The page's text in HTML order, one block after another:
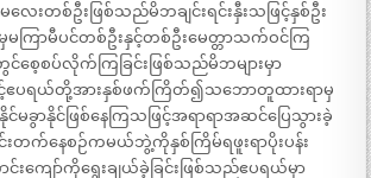
လေးတစ်ဦးဖြစ်သည်မိဘချင်းရင်းနှီးသဖြင့်နှစ်ဦး
မကြာမီပင်တစ်ဦးနှင့်တစ်ဦးမေတ္တာသက်ဝင်ကြ
စေ့စပ်လိုက်ကြခြင်းဖြစ်သည်မိဘများမှာ
င့်ဧပရယ်တို့အားနှစ်ဖက်ကြိတ်၍သဘောတူထားရာမှ
မခွာနိုင်ဖြစ်နေကြသဖြင့်အရာရာအဆင်ပြေသွားခဲ့
တက်နေစဉ်ကမယ်ဘွဲ့ကိုနှစ်ကြိမ်ရဖူးရာပိုးပန်း
းကျော်ကိုရွေးချယ်ခဲ့ခြင်းဖြစ်သည်ဧပရယ်မှာ